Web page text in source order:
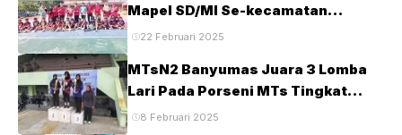
Mapel SD/MI Se-kecamatan
Tambak pada HUT Ke-28 MTsN2
22 Februari 2025
MTsN2 Banyumas Juara 3 Lomba
Lari Pada Porseni MTs Tingkat
Kabupaten Banyumas Tahun 2025
8 Februari 2025